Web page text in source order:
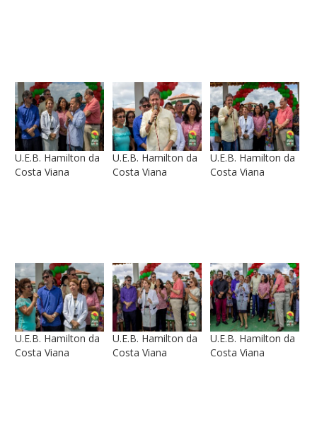
U.E.B. Hamilton da
Costa Viana
U.E.B. Hamilton da
Costa Viana
U.E.B. Hamilton da
Costa Viana
U.E.B. Hamilton da
Costa Viana
U.E.B. Hamilton da
Costa Viana
U.E.B. Hamilton da
Costa Viana